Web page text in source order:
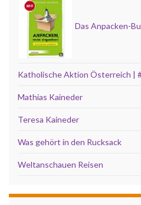
Das Anpacken-
Katholische Aktion Österreich |
Mathias Kaineder
Teresa Kaineder
Was gehört in den Rucksack
Weltanschauen Reisen